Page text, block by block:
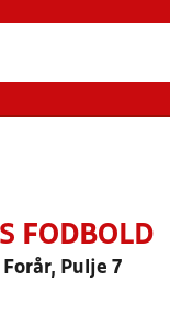
FODBOLD
Pulje 7